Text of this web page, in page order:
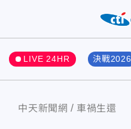
LIVE 24HR 決戰2026
中天新聞網 車禍生還